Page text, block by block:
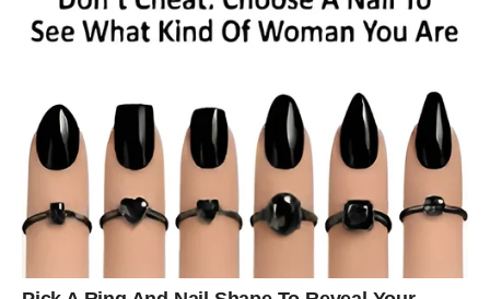
upravo sada otvara prostor za napredak.
STE DUGO ČEKALE
Ako ste slobodne, neko bi mogao privući vašu pažnju
iskrenošću i toplinom.
Neće biti potrebe za pretvaranjem.